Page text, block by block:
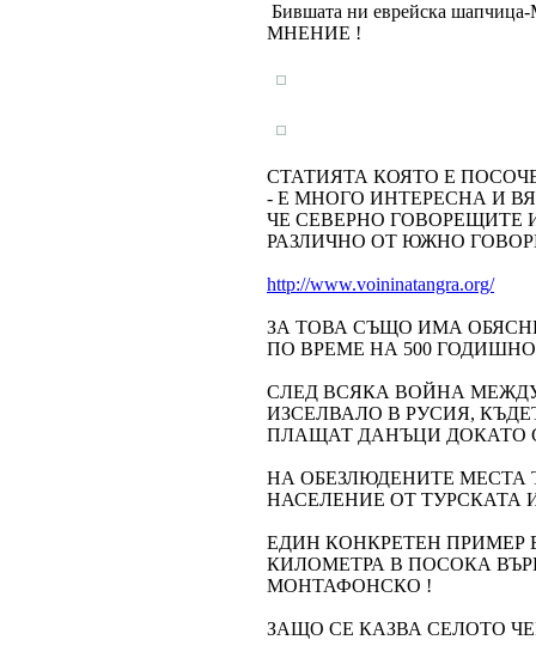
Бившата ни еврейска
МНЕНИЕ !
СТАТИЯТА КОЯТО Е
- Е МНОГО ИНТЕРЕСНА И
ЧЕ СЕВЕРНО ГОВОРЕЩИТЕ
РАЗЛИЧНО ОТ ЮЖНО
http://www.voininatangra.org/
ЗА ТОВА СЪЩО ИМА
ПО ВРЕМЕ НА 500
СЛЕД ВСЯКА ВОЙНА
ИЗСЕЛВАЛО В РУСИЯ,
ПЛАЩАТ ДАНЪЦИ ДОКАТО
НА ОБЕЗЛЮДЕНИТЕ МЕСТА
НАСЕЛЕНИЕ ОТ ТУРСКАТА
ЕДИН КОНКРЕТЕН ПРИМЕР
КИЛОМЕТРА В ПОСОКА
МОНТАФОНСКО !
ЗАЩО СЕ КАЗВА СЕЛОТО